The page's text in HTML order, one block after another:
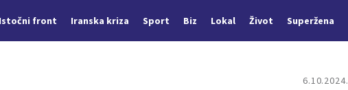
Istočni front Iranska kriza Sport Biz Lokal Život Superžena
6.10.2024.